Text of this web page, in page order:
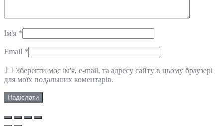
Ім'я *
Email *
Зберегти моє ім'я, e-mail, та адресу сайту в цьому браузері
для моїх подальших коментарів.